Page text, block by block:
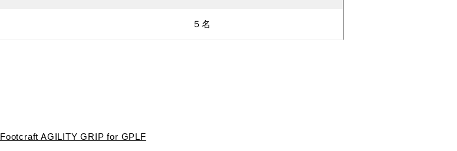
５名
Footcraft AGILITY GRIP for GPLF